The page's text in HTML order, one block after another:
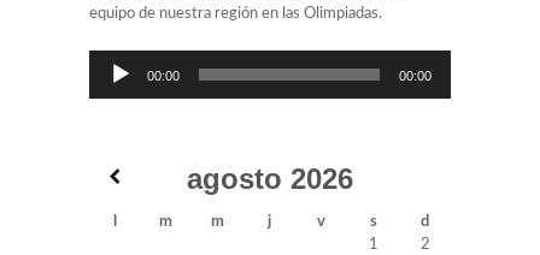
equipo de nuestra región en las Olimpiadas.
Reproductor
00:00 00:00
agosto 2026
m m j v s
d
1
2